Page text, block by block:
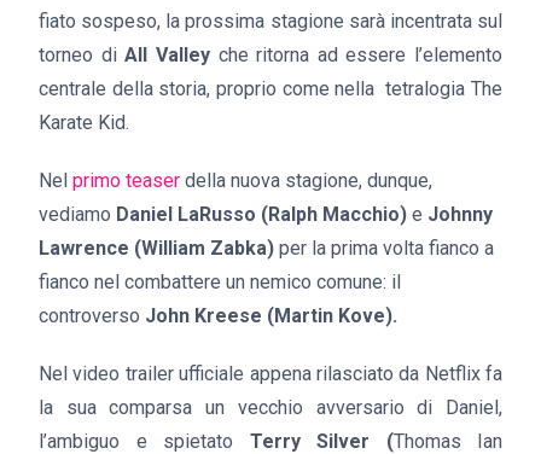
fiato sospeso, la prossima stagione sarà incentrata sul
torneo diAll Valleyche ritorna ad essere l’elemento
centrale della storia, proprio come nella tetralogia The
Karate Kid.
Nel primo teaser della nuova stagione, dunque,
vediamo Daniel LaRusso (Ralph Macchio) e Johnny
Lawrence (William Zabka) per la prima volta fianco a
fianco nel combattere un nemico comune: il
controverso John Kreese (Martin Kove).
Nel video trailer ufficiale appena rilasciato da Netflix fa
la sua comparsa un vecchio avversario di Daniel,
l’ambiguo e spietato Terry Silver (Thomas Ian